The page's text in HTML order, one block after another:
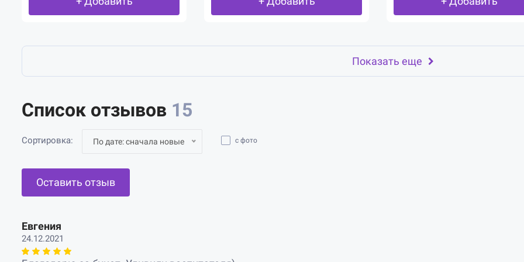
Показать еще
Список отзывов 15
Сортировка: По дате: сначала новые с фото
Оставить отзыв
Евгения
24.12.2021